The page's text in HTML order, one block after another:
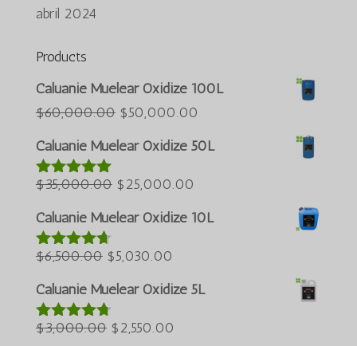
abril 2024
Products
Caluanie Muelear Oxidize 100L
$60,000.00 O
preço
era:
$60,000.00.
$50,000.00
Caluanie Muelear Oxidize 50L
Avaliação
$35,000.00 O
preço
era:
$35,000.00.
$25,000.00
Caluanie Muelear Oxidize 10L
Avaliação
$6,500.00 O
preço
original
era:
$5,030.00
preço
é:
Caluanie Muelear Oxidize 5L
Avaliação
$3,000.00 O
$2,550.00
Қазақ тілі
ភាសាខ្មែរ
Azərbaycan dili